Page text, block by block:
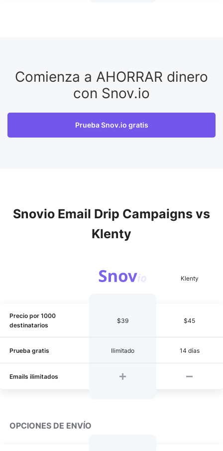
Comienza a AHORRAR dinero
con Snov.io
Prueba Snov.io gratis
Snovio Email Drip Campaigns vs
Klenty
Precio por 1000
destinatarios
$39 $45
Prueba gratis Ilimitado 14 días
Emails ilimitados
OPCIONES DE ENVÍO